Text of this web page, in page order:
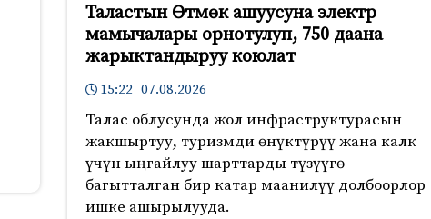
Таластын Өтмөк ашуусуна электр
мамычалары орнотулуп, 750 даана
жарыктандыруу коюлат
15:22 07.08.2026
Талас облусунда жол инфраструктурасын
жакшыртуу, туризмди өнүктүрүү жана калк
үчүн ыңгайлуу шарттарды түзүүгө
багытталган бир катар маанилүү долбоорлор
ишке ашырылууда.